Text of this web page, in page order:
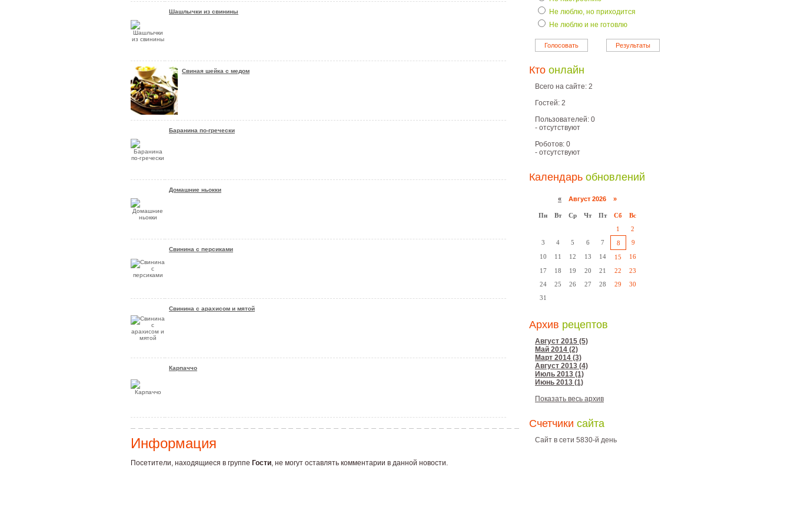
Шашлычки из свинины
Свиная шейка с медом
Баранина по-гречески
Домашние ньокки
Свинина с персиками
Свинина с арахисом и мятой
Карпаччо
Информация
Посетители, находящиеся в группе Гости, не могут оставлять комментарии в данной новости.
Не люблю, но приходится
Не люблю и не готовлю
Кто онлайн
Всего на сайте: 2
Гостей: 2
Пользователей: 0
- отсутствуют
Роботов: 0
- отсутствуют
Календарь обновлений
« Август 2026 »
Пн Вт Ср Чт Пт Сб
Вс
1
2
3
4 5 6 7 8
9
10
11 12 13 14 15
16
17
18 19 20 21 22
23
24
25 26 27 28 29
30
31
Архив рецептов
Август 2015 (5)
Май 2014 (2)
Март 2014 (3)
Август 2013 (4)
Июль 2013 (1)
Июнь 2013 (1)
Показать весь архив
Счетчики сайта
Сайт в сети 5830-й день